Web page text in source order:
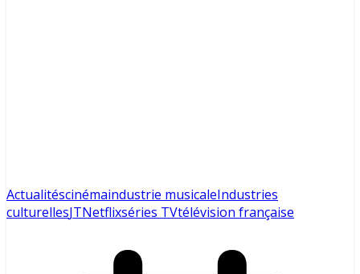
Actualitéscinémaindustrie musicaleIndustries
culturellesJTNetflixséries TVtélévision française